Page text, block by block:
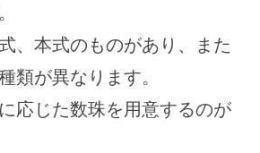
、本式のものがあり、また
類が異なります。
応じた数珠を用意するのが